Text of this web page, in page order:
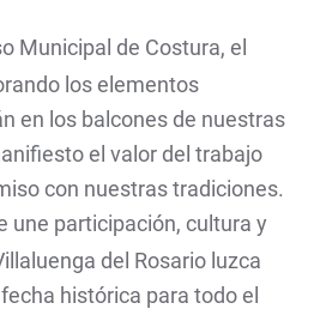
Municipal de Costura, el
los elementos
en los balcones de nuestras
el valor del trabajo
con nuestras tradiciones.
une participación, cultura y
del Rosario luzca
histórica para todo el